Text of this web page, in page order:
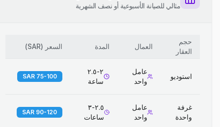
مثالي للصيانة الأسبوعية أو نصف الشهرية
حجم
العقار
العمال المدة السعر (
SAR
)
استوديو
عامل
واحد
٢-٢.٥
ساعة
75-100 SAR
غرفة
واحدة
عامل
واحد
٢.٥-٣
ساعات
90-120 SAR